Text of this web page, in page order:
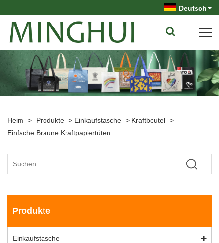
Deutsch
Heim > Produkte > Einkaufstasche > Kraftbeutel >
Einfache Braune Kraftpapiertüten
Produkte
Einkaufstasche